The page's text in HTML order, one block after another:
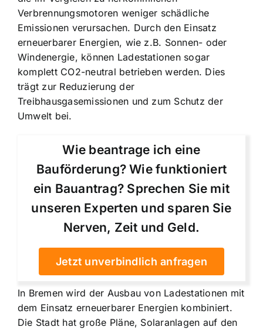
Verbrennungsmotoren weniger schädliche
Emissionen verursachen. Durch den Einsatz
erneuerbarer Energien, wie z.B. Sonnen- oder
Windenergie, können Ladestationen sogar
komplett CO2-neutral betrieben werden. Dies
trägt zur Reduzierung der
Treibhausgasemissionen und zum Schutz der
Umwelt bei.
Wie beantrage ich eine
Bauförderung? Wie funktioniert
ein Bauantrag? Sprechen Sie mit
unseren Experten und sparen Sie
Nerven, Zeit und Geld.
Jetzt unverbindlich anfragen
In Bremen wird der Ausbau von Ladestationen mit
dem Einsatz erneuerbarer Energien kombiniert.
Die Stadt hat große Pläne, Solaranlagen auf den